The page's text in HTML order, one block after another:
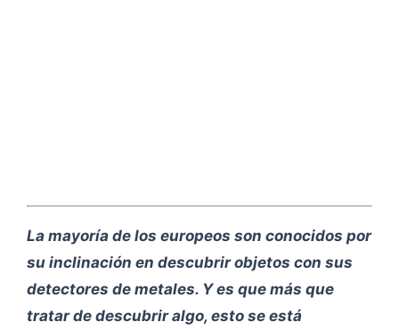
La mayoría de los europeos son conocidos por
su inclinación en descubrir objetos con sus
detectores de metales. Y es que más que
tratar de descubrir algo, esto se está